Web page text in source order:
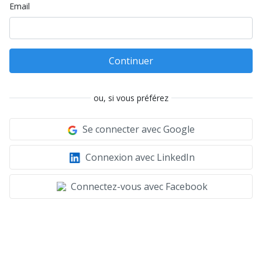
Email
Continuer
ou, si vous préférez
Se connecter avec Google
Connexion avec LinkedIn
Connectez-vous avec Facebook